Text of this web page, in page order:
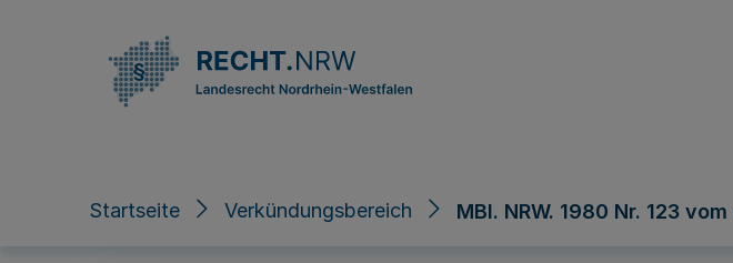
Startseite Verkündungsbereich MBl. NRW. 1980 Nr. 123 vom